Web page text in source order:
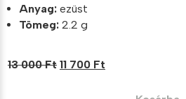
Anyag: ezüst
Tömeg: 2.2 g
13 000Ft Original
11 700 Ft